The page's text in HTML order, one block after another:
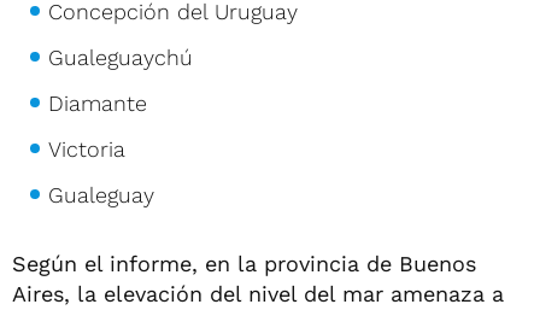
Concepción del Uruguay
Gualeguaychú
Diamante
Victoria
Gualeguay
Según el informe, en la provincia de Buenos
Aires, la elevación del nivel del mar amenaza a